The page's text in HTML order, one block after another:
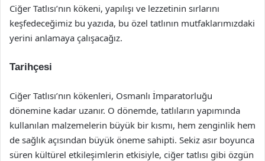
Ciğer Tatlısı’nın kökeni, yapılışı ve lezzetinin sırlarını
keşfedeceğimiz bu yazıda, bu özel tatlının mutfaklarımızdaki
yerini anlamaya çalışacağız.
Tarihçesi
Ciğer Tatlısı’nın kökenleri, Osmanlı İmparatorluğu
dönemine kadar uzanır. O dönemde, tatlıların yapımında
kullanılan malzemelerin büyük bir kısmı, hem zenginlik hem
de sağlık açısından büyük öneme sahipti. Sekiz asır boyunca
süren kültürel etkileşimlerin etkisiyle, ciğer tatlısı gibi özgün